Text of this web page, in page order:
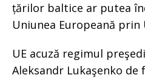
țărilor baltice ar putea
Uniunea Europeană prin
UE acuză regimul
Aleksandr Lukaşenko